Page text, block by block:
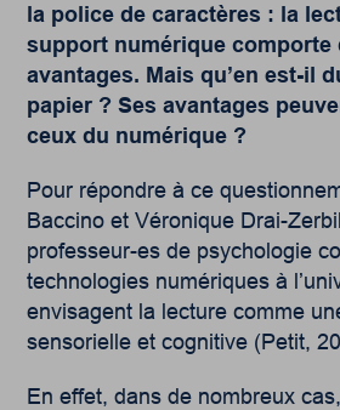
la police de caractères : la
support numérique comporte
avantages. Mais qu’en est-il
papier ? Ses avantages
ceux du numérique ?
Pour répondre à ce
Baccino et Véronique Drai-
professeur-es de psychologie
technologies numériques à
envisagent la lecture comme
sensorielle et cognitive (Petit,
En effet, dans de nombreux